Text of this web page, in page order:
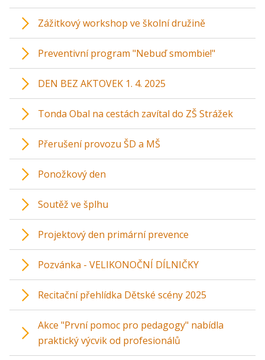
Zážitkový workshop ve školní družině
Preventivní program "Nebuď smombie!"
DEN BEZ AKTOVEK 1. 4. 2025
Tonda Obal na cestách zavítal do ZŠ Strážek
Přerušení provozu ŠD a MŠ
Ponožkový den
Soutěž ve šplhu
Projektový den primární prevence
Pozvánka - VELIKONOČNÍ DÍLNIČKY
Recitační přehlídka Dětské scény 2025
Akce "První pomoc pro pedagogy" nabídla
praktický výcvik od profesionálů